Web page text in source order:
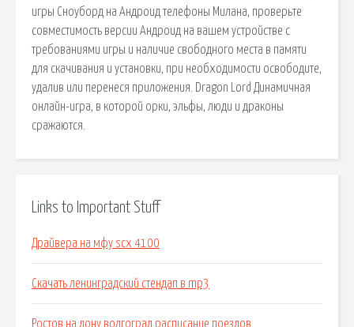
игры Сноуборд на Андроид телефоны Милана, проверьте
совместимость версии Андроид на вашем устройстве с
требованиями игры и наличие свободного места в памяти
для скачивания и установки, при необходимости освободите,
удалив или перенеся приложения. Dragon Lord Динамичная
онлайн-игра, в которой орки, эльфы, люди и драконы
сражаются.
Links to Important Stuff
Драйвера на мфу scx 4100
Скачать ленинградский стендап в mp3
Ростов на дону волгоград расписание поездов